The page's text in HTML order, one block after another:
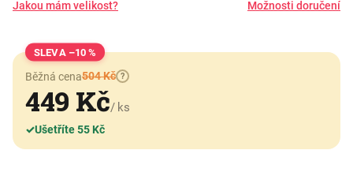
Jakou mám velikost? Možnosti doručení
–10 %
Běžná cena504 Kč ?
449 Kč/ ks
✓Ušetříte 55 Kč